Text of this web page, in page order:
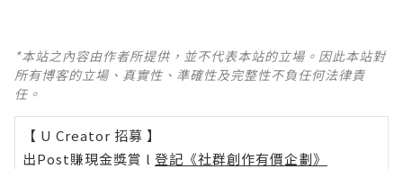
*本站之內容由作者所提供，並不代表本站的立場。因此本站對
所有博客的立場、真實性、準確性及完整性不負任何法律責
任。
【 U Creator 招募 】
出Post賺現金獎賞 l 登記《社群創作有價企劃》